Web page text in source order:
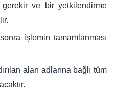
ve bir yetkilendirme
işlemin tamamlanması
alan adlarına bağlı tüm